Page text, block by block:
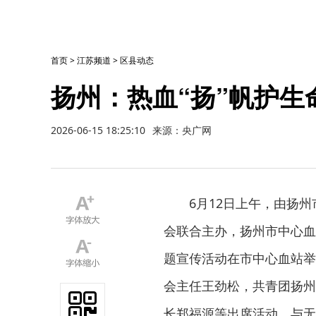
首页>江苏频道 >区县动态
扬州：热血“扬”帆护
2026-06-15 18:25:10 来源：央广网
6月12日上午，由扬
会联合主办，扬州市中心
题宣传活动在市中心血站
会主任王劲松，共青团扬